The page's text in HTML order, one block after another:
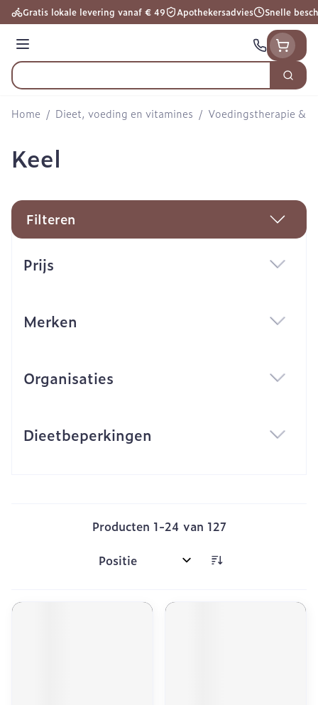
Ga naar de inhoud
Gratis lokale levering vanaf € 49 Apothekersadvies Snelle
Menu
Product, merk, categorie...
Zoek
Home / Dieet, voeding en vitamines / Voedingstherapie &
Keel
Filteren
Prijs
Merken
Organisaties
Dieetbeperkingen
Producten 1-24 van 127
Sorteer op: